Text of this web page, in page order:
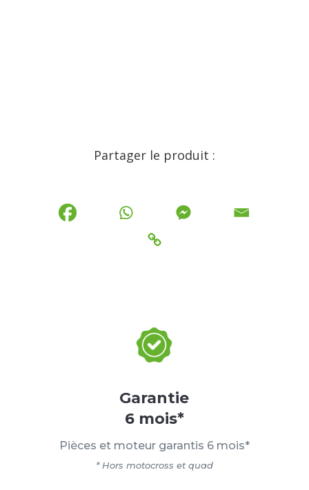
Partager le produit :
Garantie
6 mois*
Pièces et moteur garantis 6 mois*
* Hors motocross et quad